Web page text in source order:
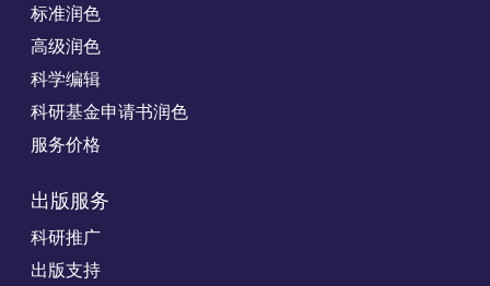
标准润色
高级润色
科学编辑
科研基金申请书润色
服务价格
出版服务
科研推广
出版支持